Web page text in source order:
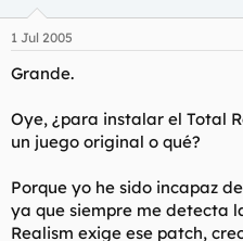
1 Jul 2005
Grande.
Oye, ¿para instalar el Total
un juego original o qué?
Porque yo he sido incapaz
ya que siempre me detecta
Realism exige ese patch,